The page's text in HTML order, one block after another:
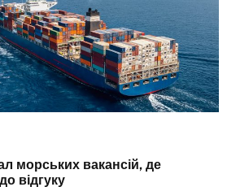
морських вакансій, де
відгуку